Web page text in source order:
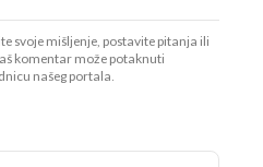
svoje mišljenje, postavite pitanja ili
komentar može potaknuti
našeg portala.